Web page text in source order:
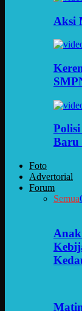
Aksi
Baru
Foto
Advertorial
Forum
Semua